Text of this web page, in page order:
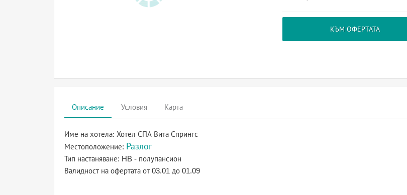
КЪМ ОФЕРТАТА
Описание Условия Карта
Име на хотела: Хотел СПА Вита Спрингс
Местоположение: Разлог
Тип настаняване: HB - полупансион
Валидност на офертата от 03.01 до 01.09